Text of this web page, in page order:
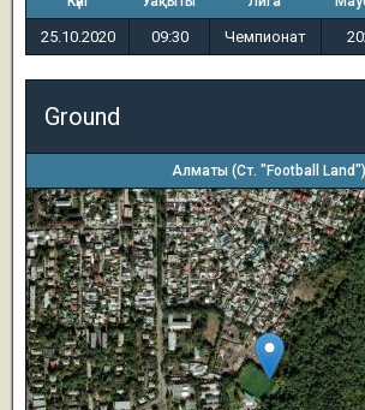
25.10.2020 09:30 Чемпионат
Ground
Алматы (Ст. "Football Land")